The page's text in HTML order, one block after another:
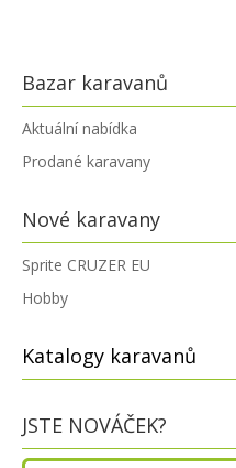
Bazar karavanů
Aktuální nabídka
Prodané karavany
Nové karavany
Sprite CRUZER EU
Hobby
Katalogy karavanů
JSTE NOVÁČEK?